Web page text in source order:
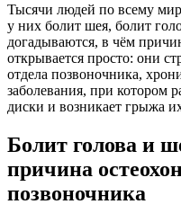
Тысячи людей по всему
у них болит шея, болит
догадываются, в чём
открывается просто: они
отдела позвоночника,
заболевания, при котором
диски и возникает грыжа
Болит голова и
причина
позвоночника